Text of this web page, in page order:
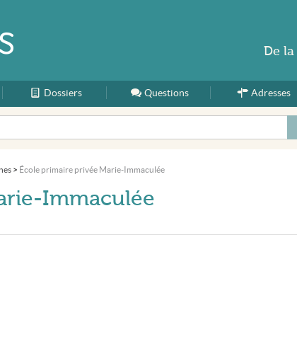
Accueil
Dossiers Questions Adresses
> École primaire privée Marie-Immaculée
Immaculée
De la